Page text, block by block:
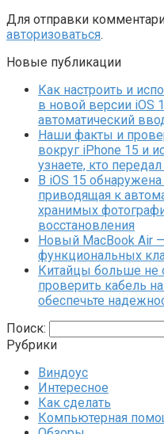
Для отправки
авторизоваться.
Новые публикации
Как настроить и
в новой версии iOS
автоматический
Наши факты и
вокруг iPhone 15 и
узнаете, кто
В iOS 15
приводящая к
хранимых
восстановления
Новый MacBook Air
функциональных
Китайцы больше не
проверить кабель
обеспечьте
Поиск:
Рубрики
Виндоус
Интересное
Как сделать
Компьютерная